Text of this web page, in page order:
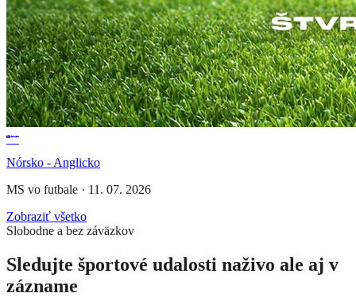
Nórsko - Anglicko
MS vo futbale · 11. 07. 2026
Zobraziť všetko
Slobodne a bez záväzkov
Sledujte športové udalosti naživo ale aj v
zázname